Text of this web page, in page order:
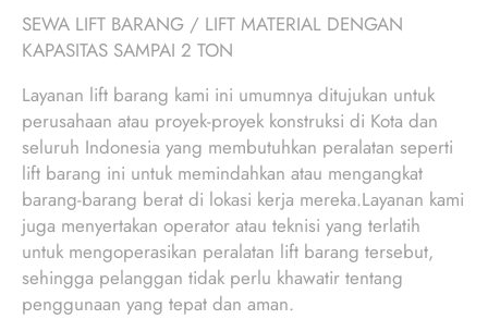
SEWA LIFT BARANG / LIFT MATERIAL DENGAN
KAPASITAS SAMPAI 2 TON
Layanan lift barang kami ini umumnya ditujukan untuk
perusahaan atau proyek-proyek konstruksi di Kota dan
seluruh Indonesia yang membutuhkan peralatan seperti
lift barang ini untuk memindahkan atau mengangkat
barang-barang berat di lokasi kerja mereka.Layanan kami
juga menyertakan operator atau teknisi yang terlatih
untuk mengoperasikan peralatan lift barang tersebut,
sehingga pelanggan tidak perlu khawatir tentang
penggunaan yang tepat dan aman.